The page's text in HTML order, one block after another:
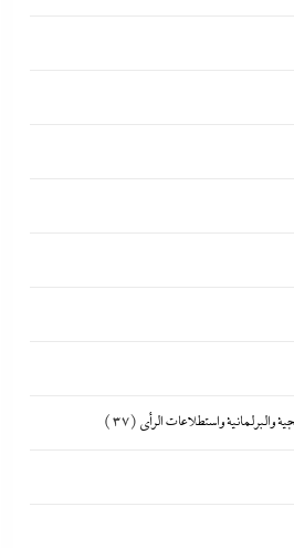
والبرلمانية واستطلاعات الرأى (37)